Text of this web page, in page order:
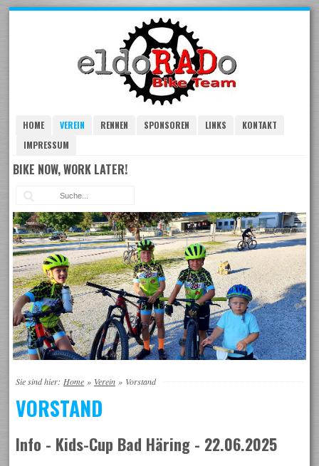
HOME VEREIN RENNEN SPONSOREN LINKS
KONTAKT
IMPRESSUM
BIKE NOW, WORK LATER!
Sie sind hier: Home » Verein » Vorstand
VORSTAND
Info - Kids-Cup Bad Häring - 22.06.2025